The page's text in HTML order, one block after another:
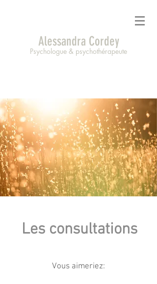
Alessandra Cordey
Psychologue & psychothérapeute
Les consultations
Vous aimeriez: